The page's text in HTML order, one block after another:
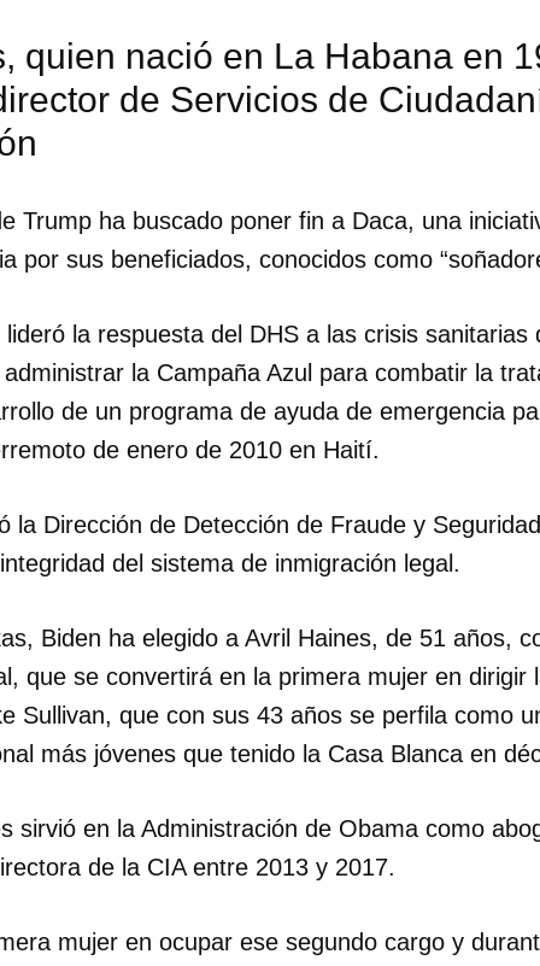
como favorito
de 14ymedio.
quien nació en La Habana en
de Servicios de
Trump ha buscado poner fin a Daca, una
por sus beneficiados, conocidos como
la respuesta del DHS a las crisis sanitarias
la Campaña Azul para combatir la
de un programa de ayuda de emergencia
de enero de 2010 en Haití.
la Dirección de Detección de Fraude y
del sistema de inmigración legal.
Biden ha elegido a Avril Haines, de 51 años,
que se convertirá en la primera mujer en dirigir
Sullivan, que con sus 43 años se perfila como
más jóvenes que tenido la Casa Blanca en
sirvió en la Administración de Obama como
de la CIA entre 2013 y 2017.
mujer en ocupar ese segundo cargo y